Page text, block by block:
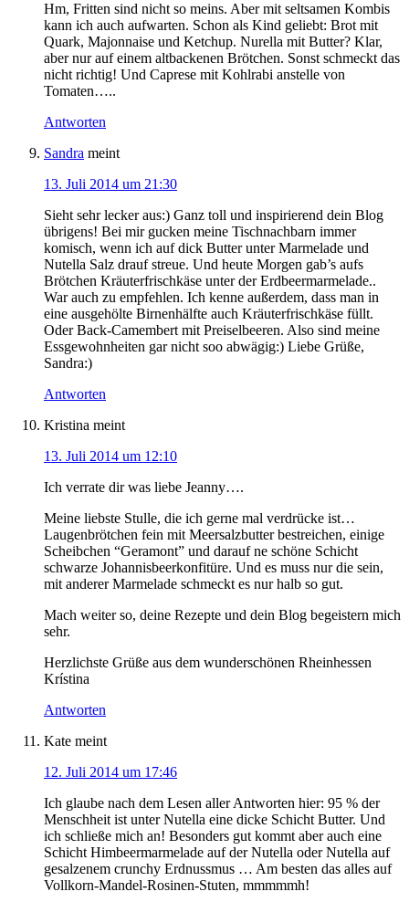
Hm, Fritten sind nicht so meins. Aber mit seltsamen Kombis
kann ich auch aufwarten. Schon als Kind geliebt: Brot mit
Quark, Majonnaise und Ketchup. Nurella mit Butter? Klar,
aber nur auf einem altbackenen Brötchen. Sonst schmeckt das
nicht richtig! Und Caprese mit Kohlrabi anstelle von
Tomaten…..
Antworten
Sandra meint
13. Juli 2014 um 21:30
Sieht sehr lecker aus:) Ganz toll und inspirierend dein Blog
übrigens! Bei mir gucken meine Tischnachbarn immer
komisch, wenn ich auf dick Butter unter Marmelade und
Nutella Salz drauf streue. Und heute Morgen gab’s aufs
Brötchen Kräuterfrischkäse unter der Erdbeermarmelade..
War auch zu empfehlen. Ich kenne außerdem, dass man in
eine ausgehölte Birnenhälfte auch Kräuterfrischkäse füllt.
Oder Back-Camembert mit Preiselbeeren. Also sind meine
Essgewohnheiten gar nicht soo abwägig:) Liebe Grüße,
Sandra:)
Antworten
Kristina meint
13. Juli 2014 um 12:10
Ich verrate dir was liebe Jeanny….
Meine liebste Stulle, die ich gerne mal verdrücke ist…
Laugenbrötchen fein mit Meersalzbutter bestreichen, einige
Scheibchen “Geramont” und darauf ne schöne Schicht
schwarze Johannisbeerkonfitüre. Und es muss nur die sein,
mit anderer Marmelade schmeckt es nur halb so gut.
Mach weiter so, deine Rezepte und dein Blog begeistern mich
sehr.
Herzlichste Grüße aus dem wunderschönen Rheinhessen
Krístina
Antworten
Kate meint
12. Juli 2014 um 17:46
Ich glaube nach dem Lesen aller Antworten hier: 95 % der
Menschheit ist unter Nutella eine dicke Schicht Butter. Und
ich schließe mich an! Besonders gut kommt aber auch eine
Schicht Himbeermarmelade auf der Nutella oder Nutella auf
gesalzenem crunchy Erdnussmus … Am besten das alles auf
Vollkorn-Mandel-Rosinen-Stuten, mmmmmh!